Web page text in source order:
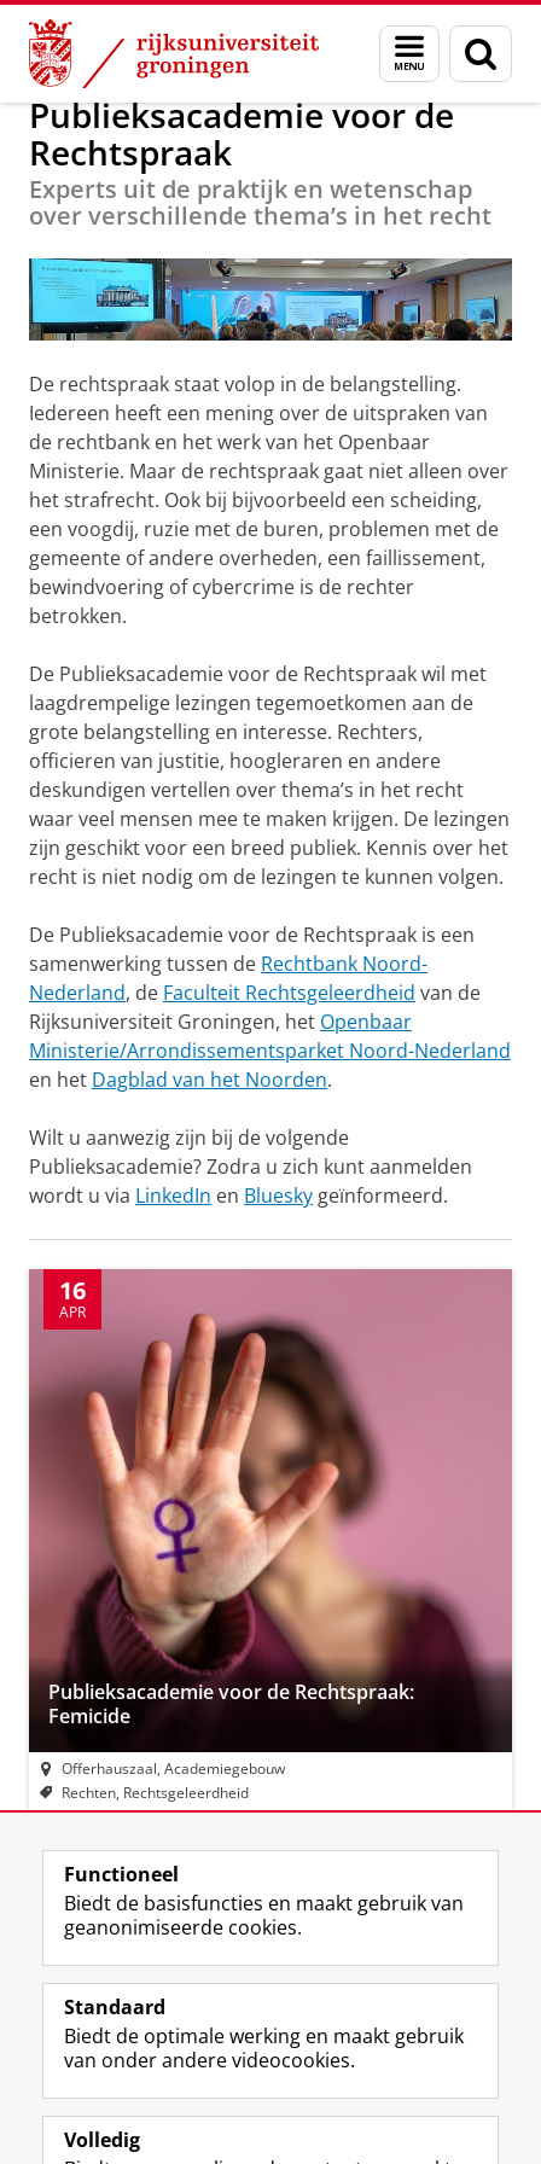
Skip
Content
Skip
Navigation
Menu
en
zoeken
Publieksacademie voor de Rechtspraak
Publieksacademie voor de
Rechtspraak
Experts uit de praktijk en wetenschap
over verschillende thema’s in het recht
De rechtspraak staat volop in de belangstelling.
Iedereen heeft een mening over de uitspraken van
de rechtbank en het werk van het Openbaar
Ministerie. Maar de rechtspraak gaat niet alleen over
het strafrecht. Ook bij bijvoorbeeld een scheiding,
een voogdij, ruzie met de buren, problemen met de
gemeente of andere overheden, een faillissement,
bewindvoering of cybercrime is de rechter
betrokken.
De Publieksacademie voor de Rechtspraak wil met
laagdrempelige lezingen tegemoetkomen aan de
grote belangstelling en interesse. Rechters,
officieren van justitie, hoogleraren en andere
deskundigen vertellen over thema’s in het recht
waar veel mensen mee te maken krijgen. De lezingen
zijn geschikt voor een breed publiek. Kennis over het
recht is niet nodig om de lezingen te kunnen volgen.
De Publieksacademie voor de Rechtspraak is een
samenwerking tussen de Rechtbank Noord-
Nederland, de Faculteit Rechtsgeleerdheid van de
Rijksuniversiteit Groningen, het Openbaar
Ministerie/Arrondissementsparket Noord-Nederland
en het Dagblad van het Noorden.
Wilt u aanwezig zijn bij de volgende
Publieksacademie? Zodra u zich kunt aanmelden
wordt u via LinkedIn en Blueskygeïnformeerd.
16
APR
Publieksacademie voor de Rechtspraak:
Femicide
Offerhauszaal, Academiegebouw
Rechten, Rechtsgeleerdheid
View this page in:English
Volg de RUG
F
a
e
b
o
L
i
k
e
I
R
S
-
f
e
I
n
t
r
Y
o
T
e
Studiekiezers
Alumni
Functioneel
Biedt de basisfuncties en maakt gebruik van
geanonimiseerde cookies.
Standaard
Biedt de optimale werking en maakt gebruik
van onder andere videocookies.
Volledig